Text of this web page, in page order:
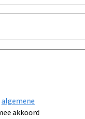
algemene
akkoord